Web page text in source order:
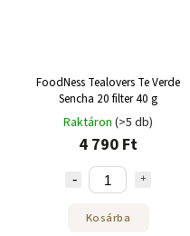
FoodNess Tealovers Te Verde
Sencha 20 filter 40 g
Raktáron (>5 db)
4 790 Ft
Kosárba